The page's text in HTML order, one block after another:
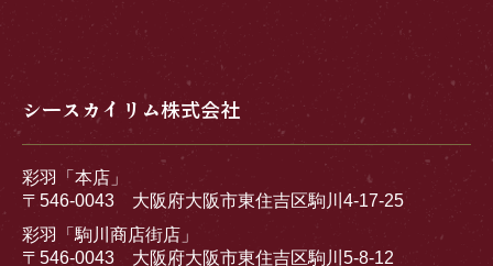
シースカイリム株式会社
彩羽「本店」
〒546-0043 大阪府大阪市東住吉区駒川4-17-25
彩羽「駒川商店街店」
〒546-0043 大阪府大阪市東住吉区駒川5-8-12